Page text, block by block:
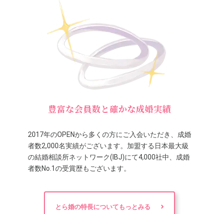
豊富な会員数と確かな成婚実績
2017年のOPENから多くの方にご入会いただき、成婚
者数2,000名実績がございます。加盟する日本最大級
の結婚相談所ネットワーク(IBJ)にて4,000社中、成婚
者数No.1の受賞歴もございます。
とら婚の特長についてもっとみる